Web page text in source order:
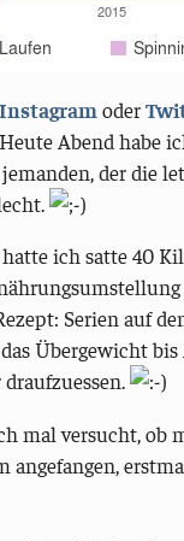
Instagram oder
Abend habe
der die
hatte ich satte 40
Serien auf
das Übergewicht
mal versucht, ob
angefangen,